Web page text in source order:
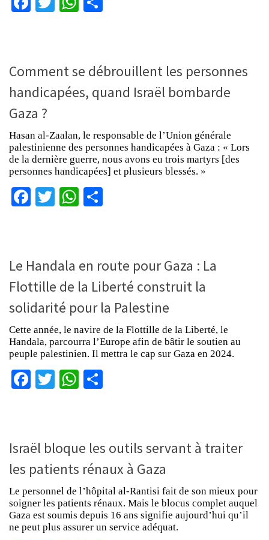
Comment se débrouillent les personnes
handicapées, quand Israël bombarde
Gaza ?
Hasan al-Zaalan, le responsable de l’Union générale
palestinienne des personnes handicapées à Gaza : « Lors
de la dernière guerre, nous avons eu trois martyrs [des
personnes handicapées] et plusieurs blessés. »
Facebook
TwitterWhatsApp
Le Handala en route pour Gaza : La
Flottille de la Liberté construit la
solidarité pour la Palestine
Cette année, le navire de la Flottille de la Liberté, le
Handala, parcourra l’Europe afin de bâtir le soutien au
peuple palestinien. Il mettra le cap sur Gaza en 2024.
Facebook
TwitterWhatsApp
Israël bloque les outils servant à traiter
les patients rénaux à Gaza
Le personnel de l’hôpital al-Rantisi fait de son mieux pour
soigner les patients rénaux. Mais le blocus complet auquel
Gaza est soumis depuis 16 ans signifie aujourd’hui qu’il
ne peut plus assurer un service adéquat.